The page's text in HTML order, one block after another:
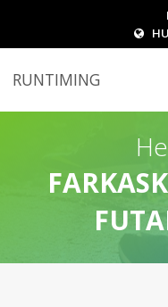
HU
RUNTIMING